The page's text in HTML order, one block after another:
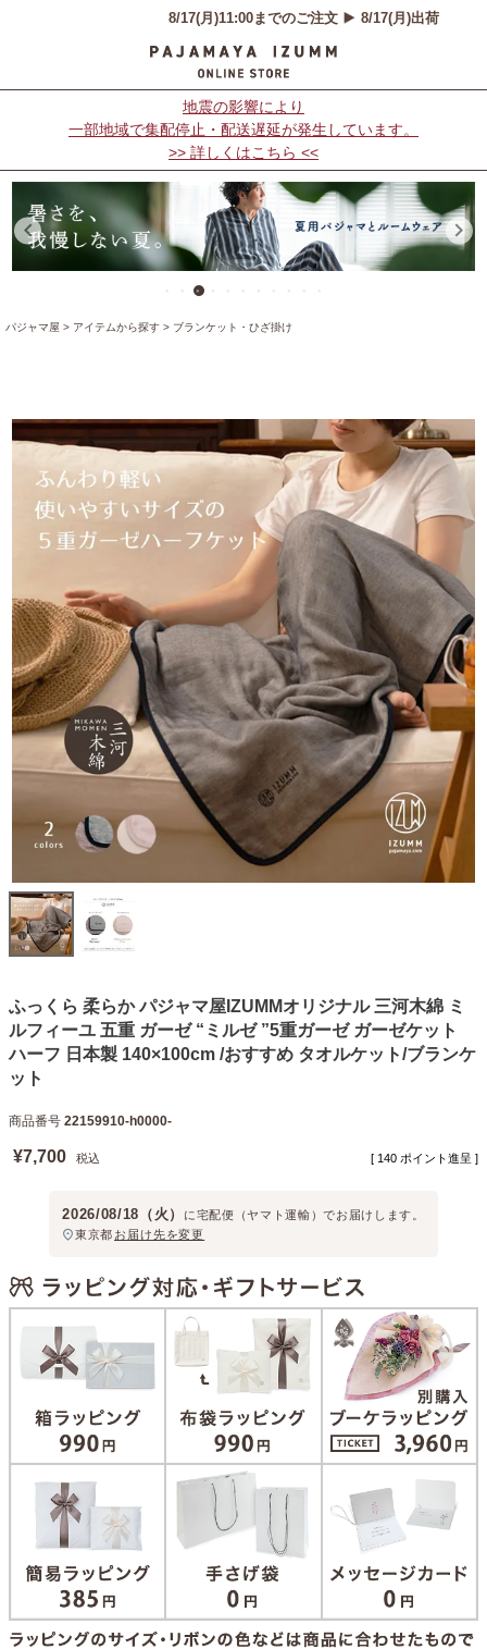
地震の影響により
一部地域で集配停止・配送遅延が発生しています。
>> 詳しくはこちら <<
パジャマ屋 アイテムから探す ブランケット・ひざ掛け
ふっくら 柔らか パジャマ屋IZUMMオリジナル 三河木綿 ミ
ルフィーユ 五重 ガーゼ “ミルゼ ”5重ガーゼ ガーゼケット
ハーフ 日本製 140×100cm /おすすめ タオルケット/ブランケ
ット
商品番号 22159910-h0000-
¥7,700 税込 [ 140 ポイント進呈 ]
2026/08/18（火） に宅配便（ヤマト運輸）でお届けします。
東京都 お届け先を変更